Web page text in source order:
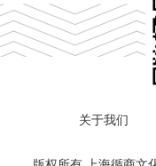
关于我们